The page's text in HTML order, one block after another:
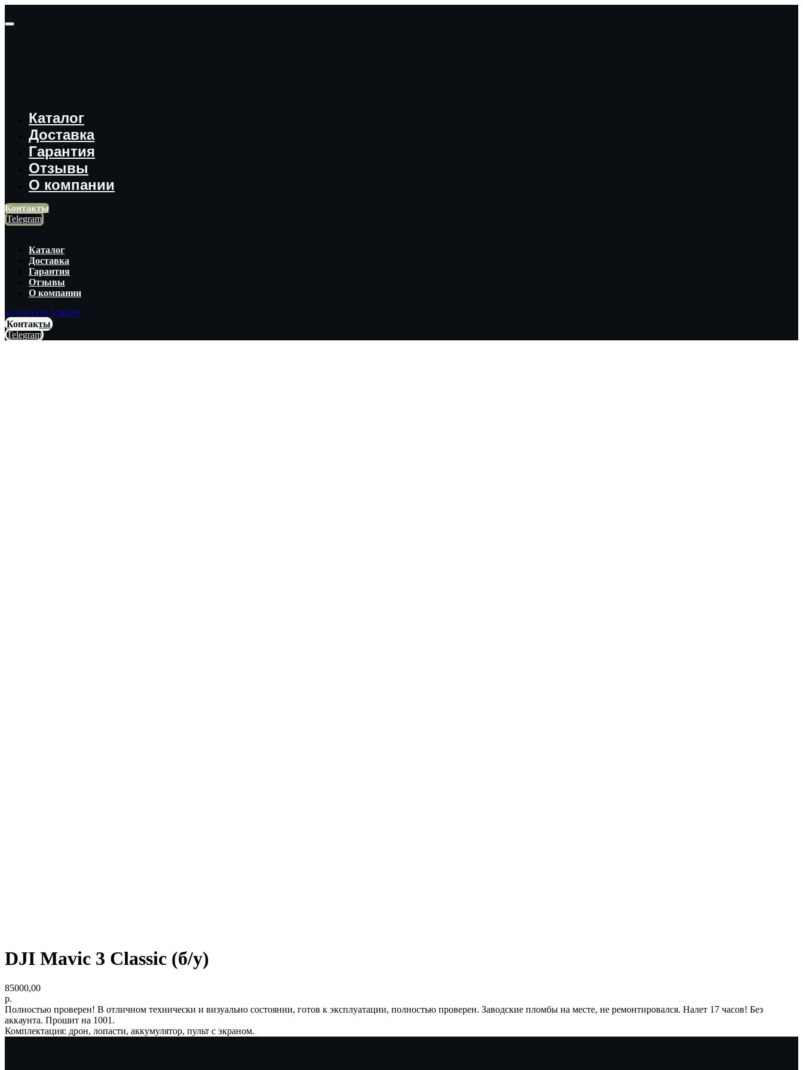
Каталог
Доставка
Гарантия
Отзывы
О компании
Контакты
Telegram
Каталог
Доставка
Гарантия
Отзывы
О компании
+7 (921) 015-08-29
Контакты
Telegram
DJI Mavic 3 Classic (б/у)
85000,00
р.
Полностью проверен! В отличном технически и визуально состоянии, готов к эксплуатации, полностью проверен. Заводские пломбы на месте, не ремонтировался. Налет 17 часов! Без
аккаунта. Прошит на 1001.
Комплектация: дрон, лопасти, аккумулятор, пульт с экраном.